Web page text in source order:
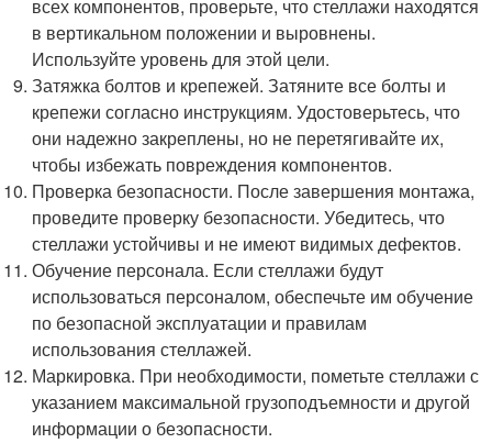
всех компонентов, проверьте, что стеллажи находятся
в вертикальном положении и выровнены.
Используйте уровень для этой цели.
Затяжка болтов и крепежей. Затяните все болты и
крепежи согласно инструкциям. Удостоверьтесь, что
они надежно закреплены, но не перетягивайте их,
чтобы избежать повреждения компонентов.
Проверка безопасности. После завершения монтажа,
проведите проверку безопасности. Убедитесь, что
стеллажи устойчивы и не имеют видимых дефектов.
Обучение персонала. Если стеллажи будут
использоваться персоналом, обеспечьте им обучение
по безопасной эксплуатации и правилам
использования стеллажей.
Маркировка. При необходимости, пометьте стеллажи с
указанием максимальной грузоподъемности и другой
информации о безопасности.